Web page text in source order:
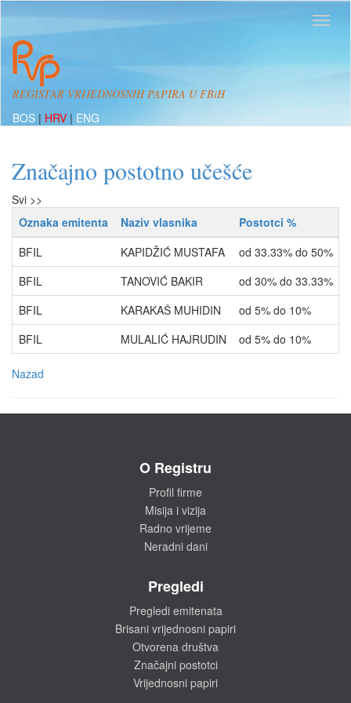
REGISTAR VRIJEDNOSNIH PAPIRA U FBiH
BOS | HRV | ENG
Značajno postotno učešće
Svi >>
Oznaka emitenta
Naziv vlasnika Postotci %
BFIL
KAPIDŽIĆ MUSTAFA od 33.33% do 50%
BFIL
TANOVIĆ BAKIR od 30% do 33.33%
BFIL
KARAKAŠ MUHIDIN od 5% do 10%
BFIL
MULALIĆ HAJRUDIN od 5% do 10%
Nazad
O Registru
Profil firme
Misija i vizija
Radno vrijeme
Neradni dani
Pregledi
Pregledi emitenata
Brisani vrijednosni papiri
Otvorena društva
Značajni postotci
Vrijednosni papiri